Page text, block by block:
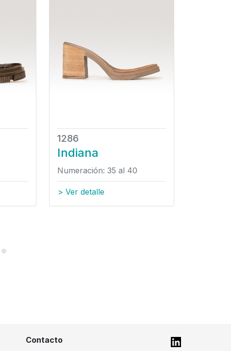
1286
Indiana
Numeración: 35 al 40
> Ver detalle
Contacto